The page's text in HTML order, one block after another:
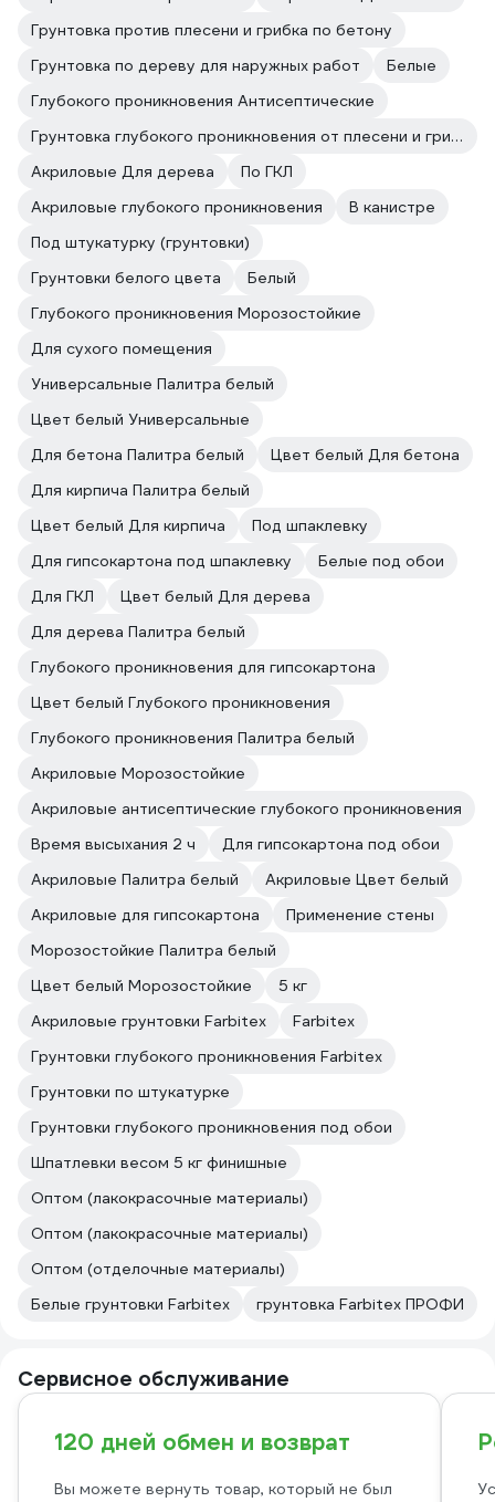
Грунтовка против плесени и грибка по бетону
Грунтовка по дереву для наружных работ
Белые
Глубокого проникновения Антисептические
Грунтовка глубокого проникновения от плесени и грибка
Акриловые Для дерева
По ГКЛ
Акриловые глубокого проникновения
В канистре
Под штукатурку (грунтовки)
Грунтовки белого цвета
Белый
Глубокого проникновения Морозостойкие
Для сухого помещения
Универсальные Палитра белый
Цвет белый Универсальные
Для бетона Палитра белый
Цвет белый Для бетона
Для кирпича Палитра белый
Цвет белый Для кирпича
Под шпаклевку
Для гипсокартона под шпаклевку
Белые под обои
Для ГКЛ
Цвет белый Для дерева
Для дерева Палитра белый
Глубокого проникновения для гипсокартона
Цвет белый Глубокого проникновения
Глубокого проникновения Палитра белый
Акриловые Морозостойкие
Акриловые антисептические глубокого проникновения
Время высыхания 2 ч
Для гипсокартона под обои
Акриловые Палитра белый
Акриловые Цвет белый
Акриловые для гипсокартона
Применение стены
Морозостойкие Палитра белый
Цвет белый Морозостойкие
5 кг
Акриловые грунтовки Farbitex
Farbitex
Грунтовки глубокого проникновения Farbitex
Грунтовки по штукатурке
Грунтовки глубокого проникновения под обои
Шпатлевки весом 5 кг финишные
Оптом (лакокрасочные материалы)
Оптом (лакокрасочные материалы)
Оптом (отделочные материалы)
Белые грунтовки Farbitex
грунтовка Farbitex ПРОФИ
Сервисное обслуживание
120 дней обмен и возврат
Вы можете вернуть товар, который не был